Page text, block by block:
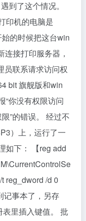
到了这个情况。
印机的电脑是
的时候把这台win
接打印服务器，
员联系请求访问权
bit 旗舰版和win
“你没有权限访问
”的错误。 经过不
）上，运行了一
如下： 【reg add
reg_dword /d 0
记事本了，另存
里插入键值。 批